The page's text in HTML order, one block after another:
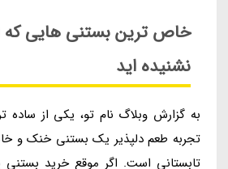
خاص ترین بستنی هایی که
نشنیده اید
به گزارش وبلاگ نام تو، یکی از ساده
تجربه طعم دلپذیر یک بستنی خنک و
تابستانی است. اگر موقع خرید